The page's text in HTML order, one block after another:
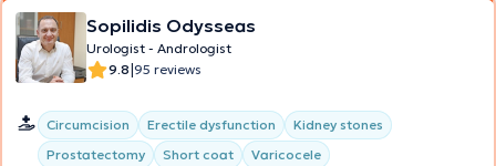
Sopilidis Odysseas
Urologist - Andrologist
9.8|95 reviews
Circumcision Erectile dysfunction
Kidney stones
Prostatectomy
Short coat Varicocele